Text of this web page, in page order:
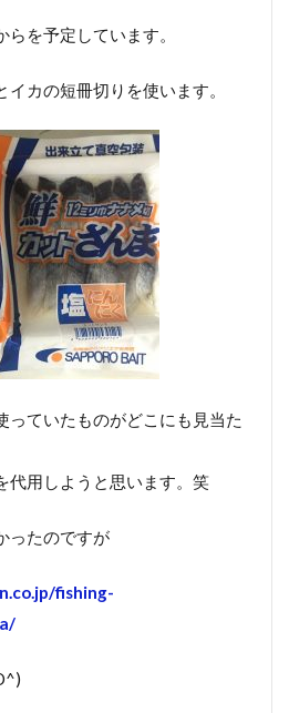
を予定しています。
カの短冊切りを使います。
っていたものがどこにも見当た
代用しようと思います。笑
ったのですが
fishing-